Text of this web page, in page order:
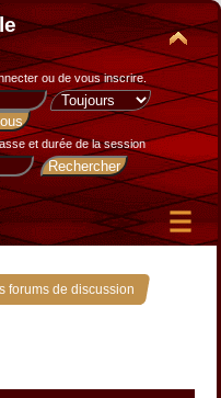
ou de vous inscrire.
et durée de la session
forums de discussion »